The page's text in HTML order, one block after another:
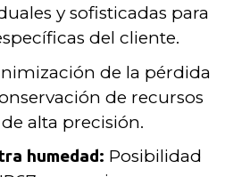
y sofisticadas para
del cliente.
de la pérdida
de recursos
alta precisión.
humedad: Posibilidad